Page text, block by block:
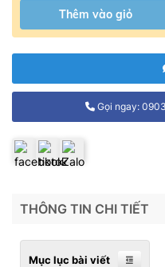
Thêm vào giỏ
Gọi ngay:
THÔNG TIN CHI TIẾT
Mục lục bài viết